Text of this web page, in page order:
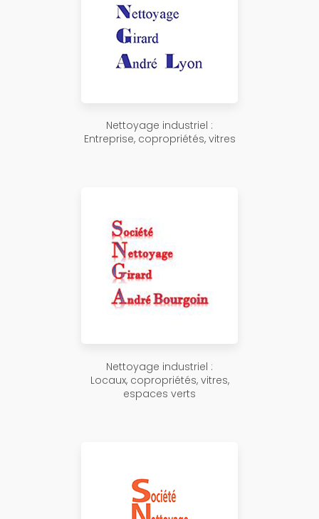
Nettoyage industriel :
Entreprise, copropriétés, vitres
Nettoyage industriel :
Locaux, copropriétés, vitres,
espaces verts